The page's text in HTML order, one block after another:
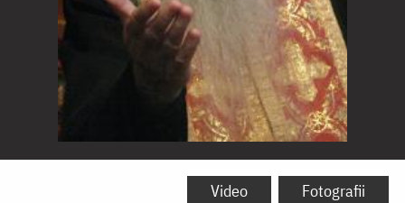
Părintele
Video Fotografii